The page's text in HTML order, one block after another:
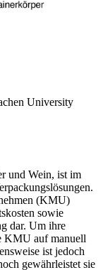
University
und Wein, ist im
(KMU)
sowie
dar. Um ihre
KMU auf manuell
ist jedoch
gewährleistet sie